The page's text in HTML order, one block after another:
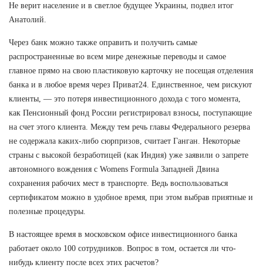
Не верит население и в светлое будущее Украины, подвел итог
Анатолий.
Через банк можно также оправить и получить самые
распространенные во всем мире денежные переводы и самое
главное прямо на свою пластиковую карточку не посещая отделения
банка и в любое время через Приват24. Единственное, чем рискуют
клиенты, — это потеря инвестиционного дохода с того момента,
как Пенсионный фонд России регистрировал взносы, поступающие
на счет этого клиента. Между тем речь главы Федерального резерва
не содержала каких-либо сюрпризов, считает Ганган. Некоторые
страны с высокой безработицей (как Индия) уже заявили о запрете
автономного вождения с Womens Formula Западней Двина
сохранения рабочих мест в транспорте. Ведь воспользоваться
сертификатом можно в удобное время, при этом выбрав приятные и
полезные процедуры.
В настоящее время в московском офисе инвестиционного банка
работает около 100 сотрудников. Вопрос в том, остается ли что-
нибудь клиенту после всех этих расчетов?